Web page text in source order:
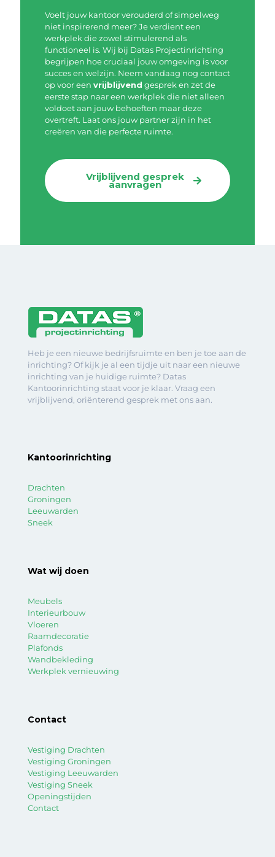
Voelt jouw kantoor verouderd of simpelweg
niet inspirerend meer? Je verdient een
werkplek die zowel stimulerend als
functioneel is. Wij bij Datas Projectinrichting
begrijpen hoe cruciaal jouw omgeving is voor
succes en welzijn. Neem vandaag nog contact
op voor een vrijblijvend gesprek en zet de
eerste stap naar een werkplek die niet alleen
voldoet aan jouw behoeften maar deze
overtreft. Laat ons jouw partner zijn in het
creëren van die perfecte ruimte.
Vrijblijvend gesprek
aanvragen
Heb je een nieuwe bedrijfsruimte en ben je toe aan de
inrichting? Of kijk je al een tijdje uit naar een nieuwe
inrichting van je huidige ruimte? Datas
Kantoorinrichting staat voor je klaar. Vraag een
vrijblijvend, oriënterend gesprek met ons aan.
Kantoorinrichting
Drachten
Groningen
Leeuwarden
Sneek
Wat wij doen
Meubels
Interieurbouw
Vloeren
Raamdecoratie
Plafonds
Wandbekleding
Werkplek vernieuwing
Contact
Vestiging Drachten
Vestiging Groningen
Vestiging Leeuwarden
Vestiging Sneek
Openingstijden
Contact